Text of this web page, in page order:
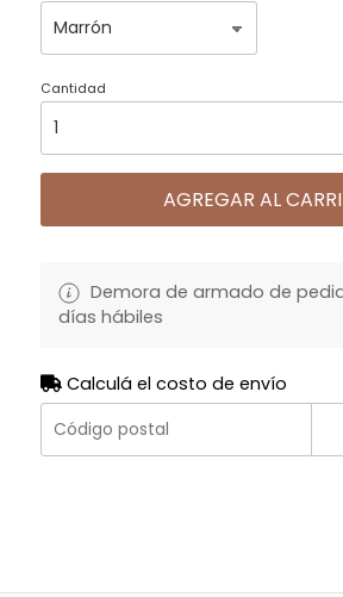
Cantidad
AGREGAR AL
Demora de armado de
días hábiles
Calculá el costo de envío